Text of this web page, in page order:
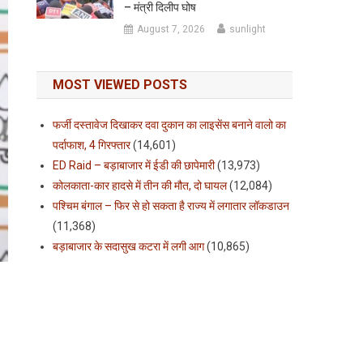
– मंत्री दिलीप घोष
August 7, 2026 sunlight
MOST VIEWED POSTS
फर्जी दस्तावेज दिखाकर दवा दुकान का लाइसेंस बनाने वालो का
पर्दाफाश, 4 गिरफ्तार(14,601)
ED Raid – बड़ाबाजार में ईडी की छापेमारी(13,973)
कोलकाता-कार हादसे में तीन की मौत, दो घायल(12,084)
पश्चिम बंगाल – फिर से हो सकता है राज्य में लगातार लॉकडाउन
(11,368)
बड़ाबाजार के सदासुख कटरा में लगी आग(10,865)